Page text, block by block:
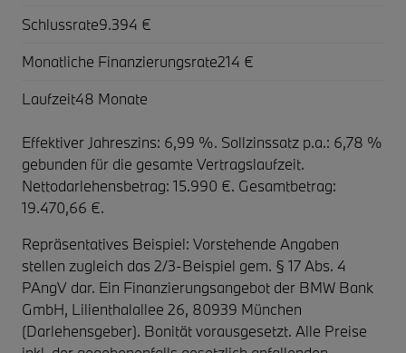
Schlussrate9.394 €
Monatliche Finanzierungsrate214 €
Laufzeit48 Monate
Effektiver Jahreszins: 6,99 %. Sollzinssatz p.a.: 6,78 %
gebunden für die gesamte Vertragslaufzeit.
Nettodarlehensbetrag: 15.990 €. Gesamtbetrag:
19.470,66 €.
Repräsentatives Beispiel: Vorstehende Angaben
stellen zugleich das 2/3-Beispiel gem. § 17 Abs. 4
PAngV dar. Ein Finanzierungsangebot der BMW Bank
GmbH, Lilienthalallee 26, 80939 München
(Darlehensgeber). Bonität vorausgesetzt. Alle Preise